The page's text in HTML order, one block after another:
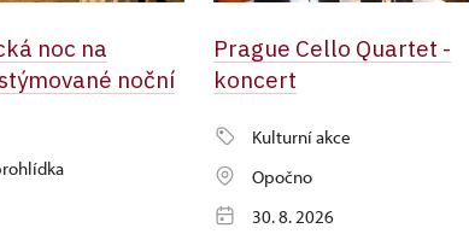
noc na
noční
Prague Cello Quartet -
koncert
Kulturní akce
Opočno
30. 8. 2026